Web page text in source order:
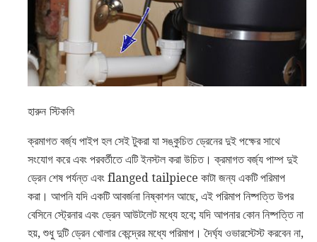
হারুন স্টিকলি
ক্রমাগত বর্জ্য পাইপ হল সেই টুকরা যা সঙ্কুচিত ড্রেনের দুই পক্ষের সাথে
সংযোগ করে এবং পরবর্তীতে এটি ইনস্টল করা উচিত। ক্রমাগত বর্জ্য পাম্প দুই
ড্রেন শেষ পর্যন্ত এবং flanged tailpiece কাটা জন্য একটি পরিমাপ
করা। আপনি যদি একটি আবর্জনা নিষ্কাশন আছে, এই পরিমাপ নিষ্পত্তি উপর
বেসিনে স্ট্রেনার এবং ড্রেন আউটলেট মধ্যে হবে; যদি আপনার কোন নিষ্পত্তি না
হয়, শুধু দুটি ড্রেন খোলার কেন্দ্রের মধ্যে পরিমাপ। দৈর্ঘ্য ওভারস্টেস্ট করবেন না,